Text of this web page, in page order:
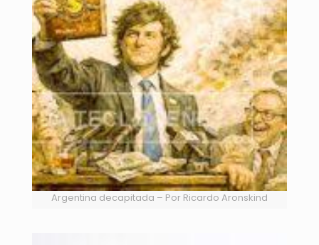
Argentina decapitada – Por Ricardo Aronskind